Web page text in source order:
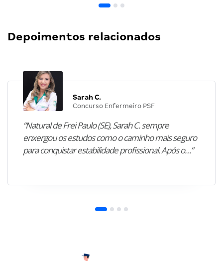
Depoimentos relacionados
Sarah C.
Concurso Enfermeiro PSF
“Natural de Frei Paulo (SE), Sarah C. sempre
enxergou os estudos como o caminho mais seguro
para conquistar estabilidade profissional. Após o…”